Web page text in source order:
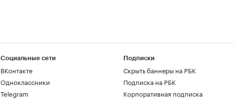
Социальные сети
ВКонтакте
Одноклассники
Telegram
Подписки
Скрыть баннеры на РБК
Подписка на РБК
Корпоративная подписка